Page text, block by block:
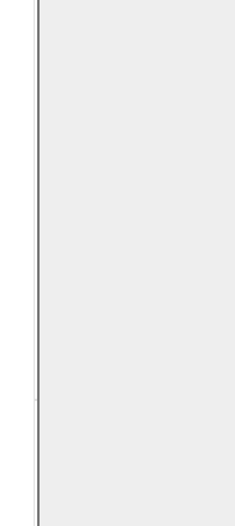
Geaca Lunga de
Bej